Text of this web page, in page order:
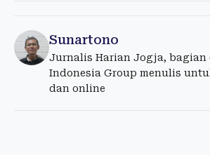
Sunartono
Jurnalis Harian Jogja, bagian
Indonesia Group menulis
dan online